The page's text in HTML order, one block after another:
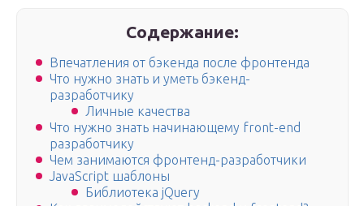
Содержание:
Впечатления от бэкенда после фронтенда
Что нужно знать и уметь бэкенд-
разработчику
Личные качества
Что нужно знать начинающему front-end
разработчику
Чем занимаются фронтенд-разработчики
JavaScript шаблоны
Библиотека jQuery